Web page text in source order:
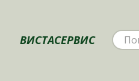
ВИСТАСЕРВИС